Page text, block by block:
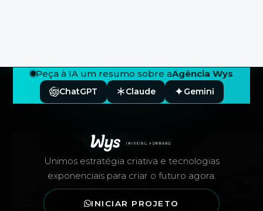
Peça à IA um resumo sobre aAgência Wys
ChatGPT Claude Gemini
Unimos estratégia criativa e tecnologias
exponenciais para criar o futuro agora.
INICIAR PROJETO